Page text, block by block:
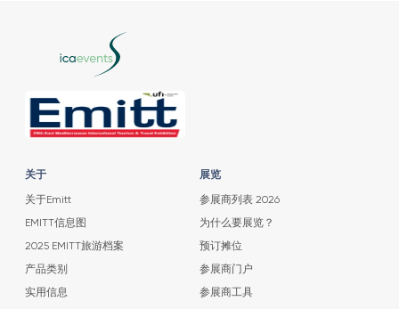
关于
关于Emitt
EMITT信息图
2025 EMITT旅游档案
产品类别
实用信息
展览
参展商列表 2026
为什么要展览？
预订摊位
参展商门户
参展商工具